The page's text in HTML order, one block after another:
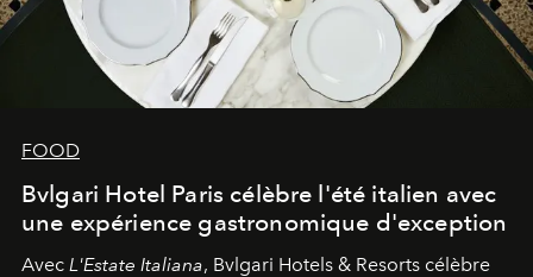
FOOD
Bvlgari Hotel Paris célèbre l'été italien avec
une expérience gastronomique d'exception
Avec L'Estate Italiana, Bvlgari Hotels & Resorts célèbre